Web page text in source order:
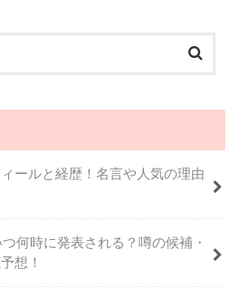
ールと経歴！名言や人気の理由
何時に発表される？噂の候補・
想！